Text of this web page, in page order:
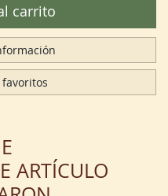
carrito
ARTÍCULO